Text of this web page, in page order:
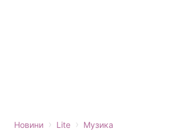
Новини › Lite › Музика